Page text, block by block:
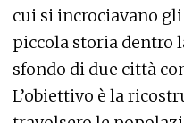
cui si incrociavano
piccola storia dentro
sfondo di due città
L’obiettivo è la